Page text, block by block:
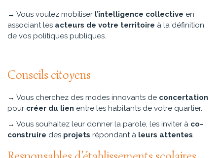
→ Vous voulez mobiliser l’intelligence collective en
associant les acteurs de votre territoire à la définition
de vos politiques publiques.
Conseils citoyens
→ Vous cherchez des modes innovants de concertation
pour créer du lien entre les habitants de votre quartier.
→ Vous souhaitez leur donner la parole, les inviter à co-
construire des projets répondant à leurs attentes.